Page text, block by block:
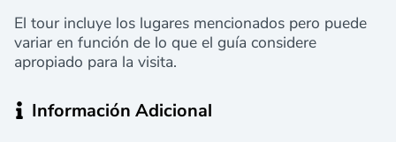
El tour incluye los lugares mencionados pero puede
variar en función de lo que el guía considere
apropiado para la visita.
Información Adicional